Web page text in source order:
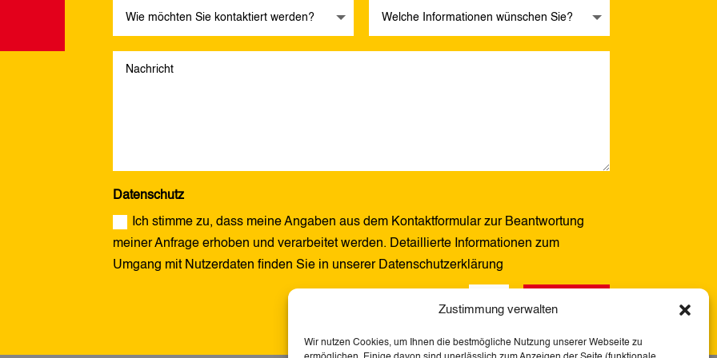
Zustimmung verwalten
Wir nutzen Cookies, um Ihnen die bestmögliche Nutzung unserer Webseite zu
Datenschutz
Ich stimme zu, dass meine Angaben aus dem Kontaktformular zur Beantwortung
meiner Anfrage erhoben und verarbeitet werden. Detaillierte Informationen zum
Umgang mit Nutzerdaten finden Sie in unserer Datenschutzerklärung
2 + 13 = Senden